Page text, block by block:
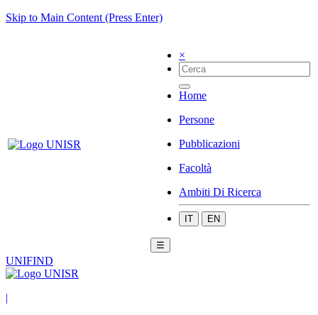
Skip to Main Content (Press Enter)
×
Home
Persone
Pubblicazioni
Facoltà
Ambiti Di Ricerca
IT EN
☰
UNIFIND
|